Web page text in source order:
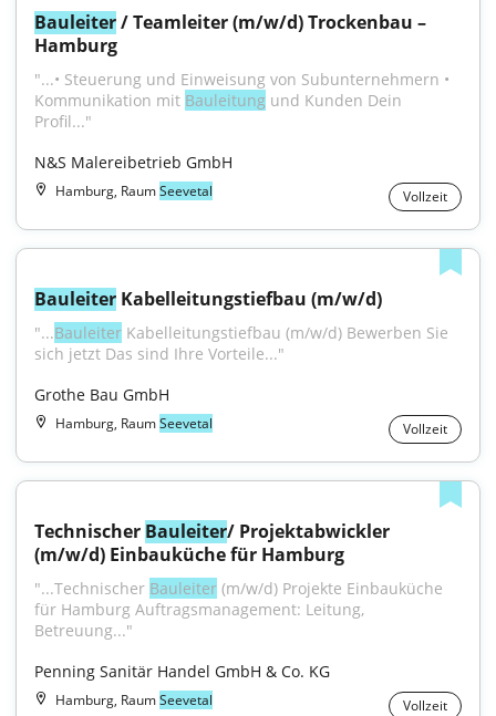
Bauleiter / Teamleiter (m/w/d) Trockenbau –
Hamburg
"...• Steuerung und Einweisung von Subunternehmern •
Kommunikation mit Bauleitung und Kunden Dein
Profil..."
N&S Malereibetrieb GmbH
Hamburg, RaumSeevetal Vollzeit
Bauleiter Kabelleitungstiefbau (m/w/d)
"...Bauleiter Kabelleitungstiefbau (m/w/d) Bewerben Sie
sich jetzt Das sind Ihre Vorteile..."
Grothe Bau GmbH
Hamburg, RaumSeevetal Vollzeit
Technischer Bauleiter/ Projektabwickler
(m/w/d) Einbauküche für Hamburg
"...Technischer Bauleiter (m/w/d) Projekte Einbauküche
für Hamburg Auftragsmanagement: Leitung,
Betreuung..."
Penning Sanitär Handel GmbH & Co. KG
Hamburg, RaumSeevetal Vollzeit